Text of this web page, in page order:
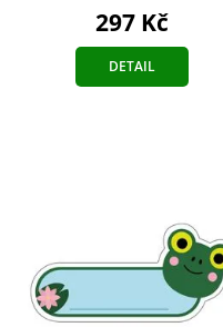
297 Kč
DETAIL